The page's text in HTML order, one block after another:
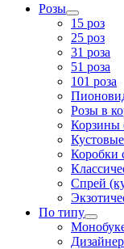
Розы
15 роз
25 роз
31 роза
51 роза
101 роза
Розы в
Корзины
Коробки
Спрей
По типу